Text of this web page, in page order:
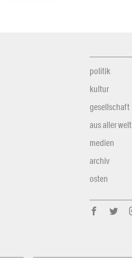
politik
kultur
gesellschaft
aus aller welt
medien
archiv
osten